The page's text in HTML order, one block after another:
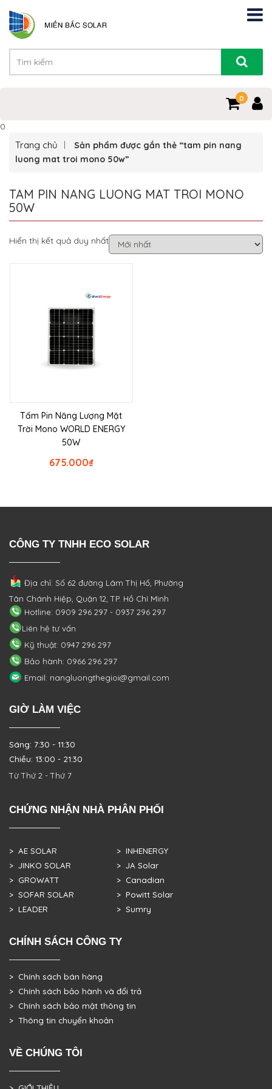
0
0
Trang chủ
Sản phẩm được gắn thẻ “tam pin nang
luong mat troi mono 50w”
TAM PIN NANG LUONG MAT TROI MONO
50W
Hiển thị kết quả duy nhất
Tấm Pin Năng Lượng Mặt
Trời Mono WORLD ENERGY
50W
₫
675.000
CÔNG TY TNHH ECO SOLAR
Địa chỉ: Số 62 đường Lâm Thị Hố, Phường
Tân Chánh Hiệp, Quận 12, TP. Hồ Chí Minh
Hotline: 0909 296 297 - 0937 296 297
Liên hệ tư vấn
Kỹ thuật: 0947 296 297
Bảo hành: 0966 296 297
Email: nangluongthegioi@gmail.com
GIỜ LÀM VIỆC
Sáng: 7:30 - 11:30
Chiều: 13:00 - 21:30
Từ Thứ 2 - Thứ 7
CHỨNG NHẬN NHÀ PHÂN PHỐI
> AE SOLAR
> JINKO SOLAR
> GROWATT
> SOFAR SOLAR
> LEADER
> INHENERGY
> JA Solar
> Canadian
> Powitt Solar
> Sumry
CHÍNH SÁCH CÔNG TY
> Chính sách bán hàng
> Chính sách bảo hành và đổi trả
> Chính sách bảo mật thông tin
> Thông tin chuyển khoản
VỀ CHÚNG TÔI